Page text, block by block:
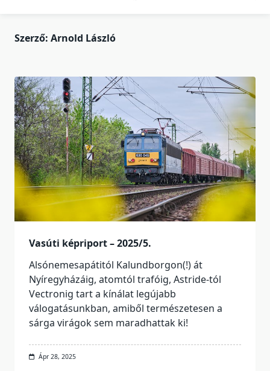
Szerző: Arnold László
Vasúti képriport – 2025/5.
Alsónemesapátitól Kalundborgon(!) át
Nyíregyházáig, atomtól trafóig, Astride-tól
Vectronig tart a kínálat legújabb
válogatásunkban, amiből természetesen a
sárga virágok sem maradhattak ki!
Ápr 28, 2025